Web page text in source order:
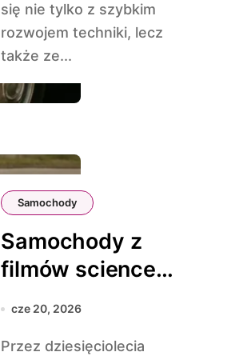
się nie tylko z szybkim
rozwojem techniki, lecz
także ze...
Samochody
Samochody z
filmów science
fiction, które
cze 20, 2026
Przez dziesięciolecia